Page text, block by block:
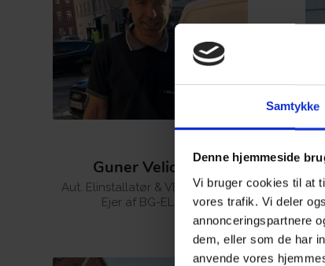
Samtykke
Denne hjemmeside
Vi bruger cookies til at
vores trafik. Vi deler
annonceringspartnere
dem, eller som de har
anvende vores
Guner Veliovski
Aut. Elinstallatør & VE-Installatør
Ejer af BG-EL ApS